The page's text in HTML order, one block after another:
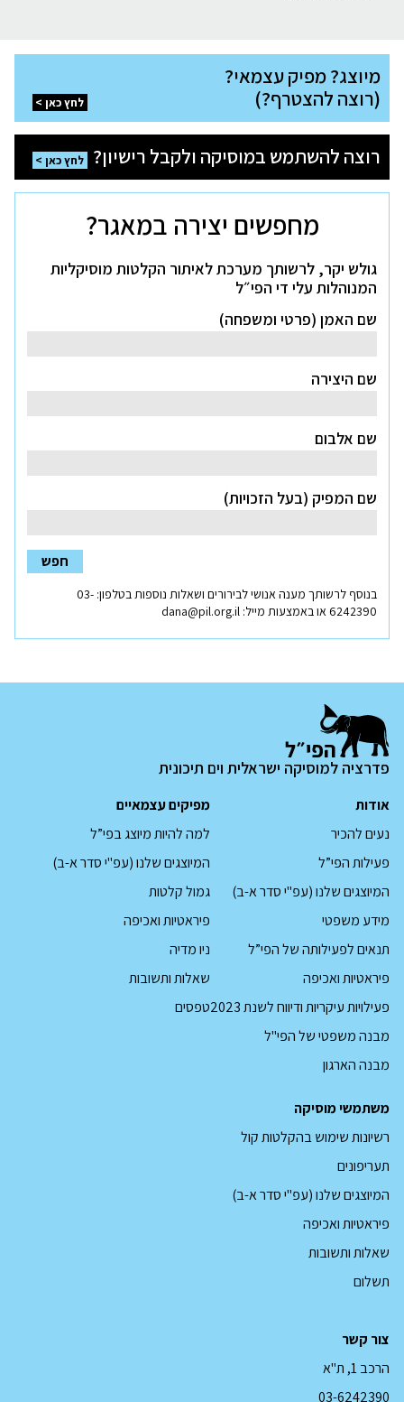
מיוצג? מפיק עצמאי?
(רוצה להצטרף?)
מיוצג?
מפיק
עצמאי?
(רוצה
להצטרף?)
לחץ
לחץ כאן
רוצה להשתמש במוסיקה ולקבל רישיון?
רוצה
להשתמש
במוסיקה
ולקבל
רישיון?
לחץ כאן
מחפשים יצירה במאגר?
גולש יקר, לרשותך מערכת לאיתור הקלטות מוסיקליות
המנוהלות עלי די הפי״ל
שם האמן (פרטי ומשפחה)
שם היצירה
שם אלבום
שם המפיק (בעל הזכויות)
חפש
בנוסף לרשותך מענה אנושי לבירורים ושאלות נוספות בטלפון: 03-
6242390 או באמצעות מייל: dana@pil.org.il
חדש
פדרציה למוסיקה ישראלית וים תיכונית
אודות
נעים להכיר
פעילות הפי”ל
המיוצגים שלנו (עפ"י סדר א-ב)
מידע משפטי
תנאים לפעילותה של הפי”ל
פיראטיות ואכיפה
פעילויות עיקריות ודיווח לשנת 2023
קובץ
מבנה משפטי של הפי"ל
מבנה הארגון
מפיקים עצמאיים
למה להיות מיוצג בפי”ל
המיוצגים שלנו (עפ"י סדר א-ב)
גמול קלטות
פיראטיות ואכיפה
ניו מדיה
שאלות ותשובות
טפסים
משתמשי מוסיקה
רשיונות שימוש בהקלטות קול
תעריפונים
המיוצגים שלנו (עפ"י סדר א-ב)
פיראטיות ואכיפה
שאלות ותשובות
תשלום
צור קשר
הרכב 1, ת"א
03-6242390